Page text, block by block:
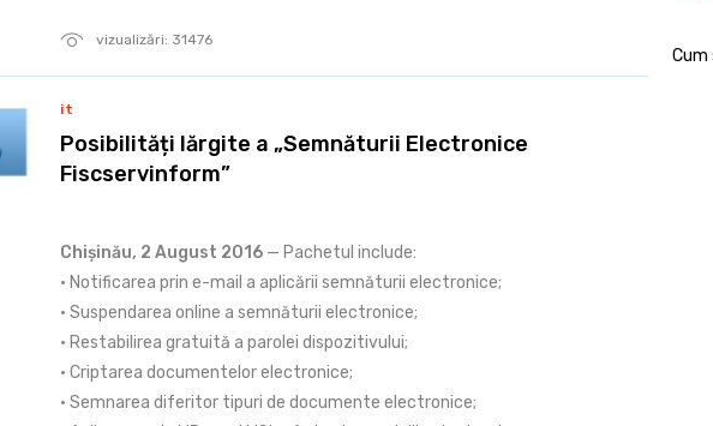
vizualizări: 31476
it
Posibilități lărgite a „‪‎Semnăturii‬ ‪Electronice‬
‪‎Fiscservinform‬”
Chișinău, 2 August 2016 — Pachetul include:
• Notificarea prin e-mail a aplicării semnăturii electronice;
• Suspendarea online a semnăturii electronice;
• Restabilirea gratuită a parolei dispozitivului;
• Criptarea documentelor electronice;
• Semnarea diferitor tipuri de documente electronice;
Cum